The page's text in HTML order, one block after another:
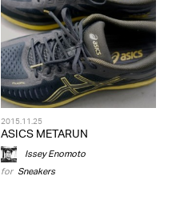
2015.11.25
ASICS METARUN
Issey Enomoto
for Sneakers